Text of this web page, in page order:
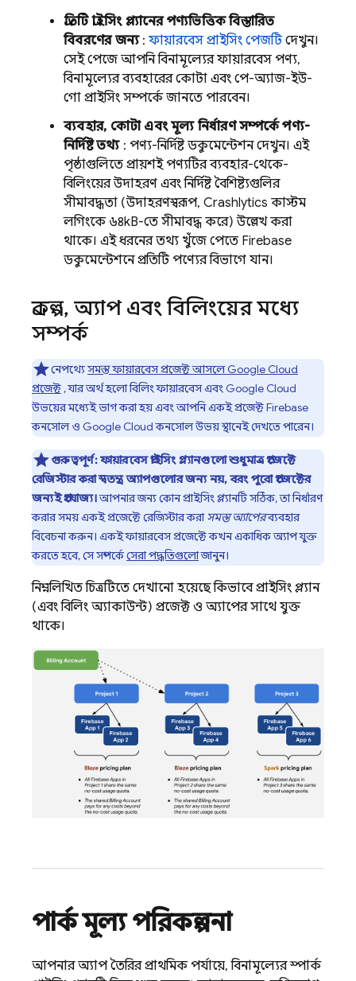
প্রতিটি প্রাইসিং প্ল্যানের পণ্যভিত্তিক বিস্তারিত
বিবরণের জন্য: ফায়ারবেস প্রাইসিং পেজটিদেখুন।
সেই পেজে আপনি বিনামূল্যের ফায়ারবেস পণ্য,
বিনামূল্যের ব্যবহারের কোটা এবং পে-অ্যাজ-ইউ-
গো প্রাইসিং সম্পর্কে জানতে পারবেন।
ব্যবহার, কোটা এবং মূল্য নির্ধারণ সম্পর্কে পণ্য-
নির্দিষ্ট তথ্য: পণ্য-নির্দিষ্ট ডকুমেন্টেশন দেখুন। এই
পৃষ্ঠাগুলিতে প্রায়শই পণ্যটির ব্যবহার-থেকে-
বিলিংয়ের উদাহরণ এবং নির্দিষ্ট বৈশিষ্ট্যগুলির
সীমাবদ্ধতা (উদাহরণস্বরূপ, Crashlytics কাস্টম
লগিংকে ৬৪kB-তে সীমাবদ্ধ করে) উল্লেখ করা
থাকে। এই ধরনের তথ্য খুঁজে পেতে Firebase
ডকুমেন্টেশনে প্রতিটি পণ্যের বিভাগে যান।
প্রকল্প, অ্যাপ এবং বিলিংয়ের মধ্যে
সম্পর্ক
নেপথ্যেসমস্ত ফায়ারবেস প্রজেক্ট আসলেGoogle Cloud
প্রজেক্ট, যার অর্থ হলো বিলিং ফায়ারবেস এবং Google Cloud
উভয়ের মধ্যেই ভাগ করা হয় এবং আপনি একই প্রজেক্টFirebase
কনসোল ও Google Cloudকনসোল উভয় স্থানেই দেখতে পারেন।
গুরুত্বপূর্ণ:ফায়ারবেস প্রাইসিং প্ল্যানগুলো শুধুমাত্র প্রজেক্টে
রেজিস্টার করা স্বতন্ত্র অ্যাপগুলোর জন্য নয়, বরং পুরো প্রজেক্টের
জন্যই প্রযোজ্য।আপনার জন্য কোন প্রাইসিং প্ল্যানটি সঠিক, তা নির্ধারণ
করার সময় একই প্রজেক্টে রেজিস্টার করাসমস্ত অ্যাপেরব্যবহার
বিবেচনা করুন। একই ফায়ারবেস প্রজেক্টে কখন একাধিক অ্যাপ যুক্ত
করতে হবে, সে সম্পর্কেসেরা পদ্ধতিগুলোজানুন।
নিম্নলিখিত চিত্রটিতে দেখানো হয়েছে কিভাবে প্রাইসিং প্ল্যান
(এবং বিলিং অ্যাকাউন্ট) প্রজেক্ট ও অ্যাপের সাথে যুক্ত
থাকে।
স্পার্ক মূল্য পরিকল্পনা
আপনার অ্যাপ তৈরির প্রাথমিক পর্যায়ে, বিনামূল্যের স্পার্ক